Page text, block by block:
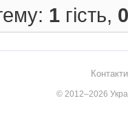
1 гість, 0
© 2012–2026